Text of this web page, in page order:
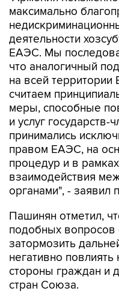
максимально
деятельности
ЕАЭС. Мы
что аналогичный
на всей
считаем
меры, способные
и услуг
принимались
правом ЕАЭС, на
процедур и в
взаимодействия
органами", - заявил
Пашинян отметил,
подобных вопросов
затормозить
негативно
стороны граждан и
стран Союза.